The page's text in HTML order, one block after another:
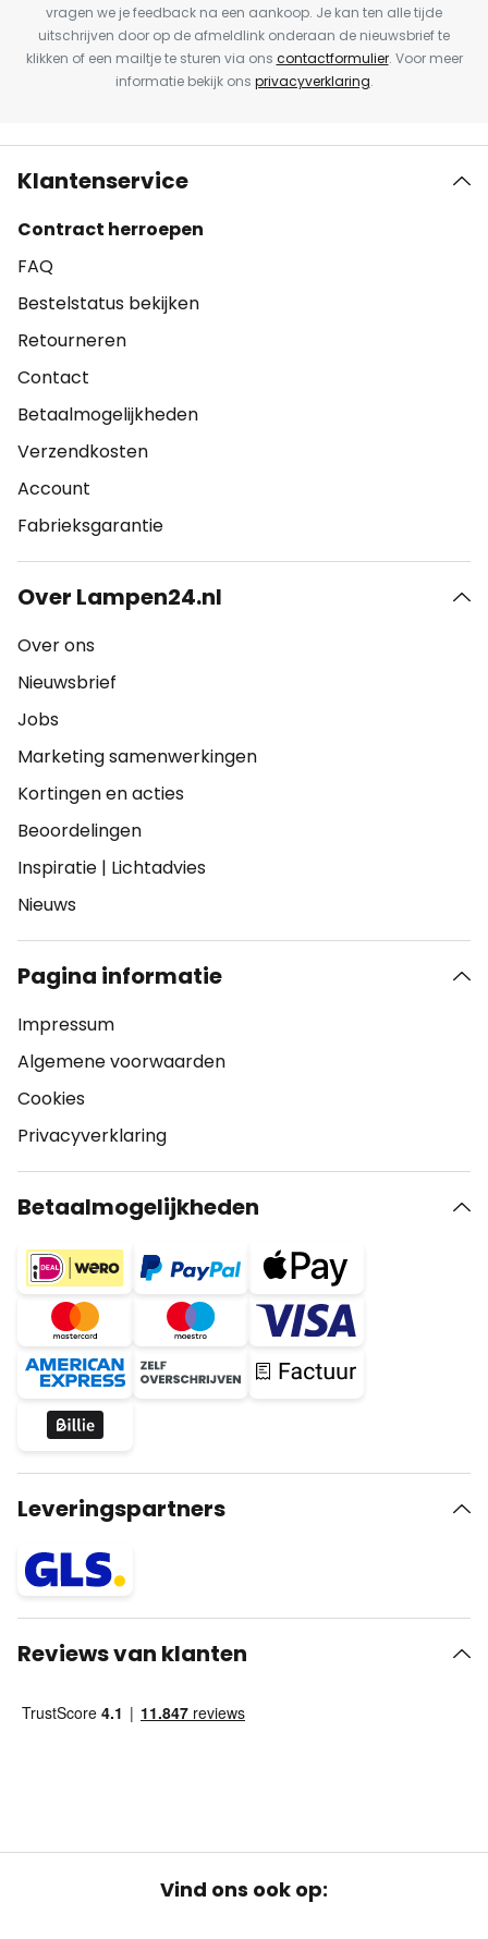
vragen we je feedback na een aankoop. Je kan ten alle tijde
uitschrijven door op de afmeldlink onderaan de nieuwsbrief te
klikken of een mailtje te sturen via ons contactformulier. Voor meer
informatie bekijk ons privacyverklaring.
Klantenservice
Contract herroepen
FAQ
Bestelstatus bekijken
Retourneren
Contact
Betaalmogelijkheden
Verzendkosten
Account
Fabrieksgarantie
Over Lampen24.nl
Over ons
Nieuwsbrief
Jobs
Marketing samenwerkingen
Kortingen en acties
Beoordelingen
Inspiratie | Lichtadvies
Nieuws
Pagina informatie
Impressum
Algemene voorwaarden
Cookies
Privacyverklaring
Betaalmogelijkheden
Leveringspartners
Reviews van klanten
Vind ons ook op: